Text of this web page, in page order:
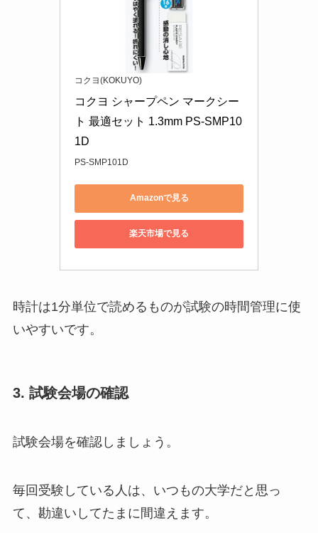
コクヨ(KOKUYO)
コクヨ シャープペン マークシー
ト 最適セット 1.3mm PS-SMP10
1D
PS-SMP101D
Amazonで見る
楽天市場で見る
時計は1分単位で読めるものが試験の時間管理に使
いやすいです。
3. 試験会場の確認
試験会場を確認しましょう。
毎回受験している人は、いつもの大学だと思っ
て、勘違いしてたまに間違えます。